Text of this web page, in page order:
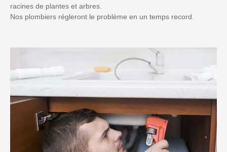
racines de plantes et arbres.
Nos plombiers régleront le problème en un temps record.